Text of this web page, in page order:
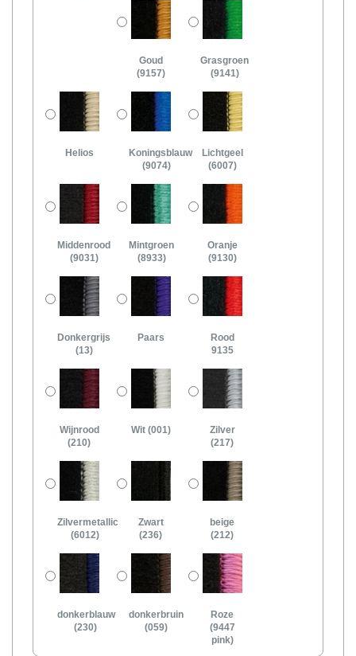
Goud
(9157)
Grasgroen
(9141)
Helios
Koningsblauw
(9074)
Lichtgeel
(6007)
Middenrood
(9031)
Mintgroen
(8933)
Oranje
(9130)
Donkergrijs
(13)
Paars
Rood
9135
Wijnrood
(210)
Wit (001)
Zilver
(217)
Zilvermetallic
(6012)
Zwart
(236)
beige
(212)
donkerblauw
(230)
donkerbruin
(059)
Roze
(9447
pink)